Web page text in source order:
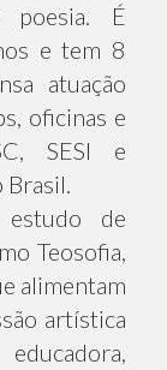
poesia. É
e tem 8
atuação
oficinas e
SESI e
estudo de
Teosofia,
alimentam
artística